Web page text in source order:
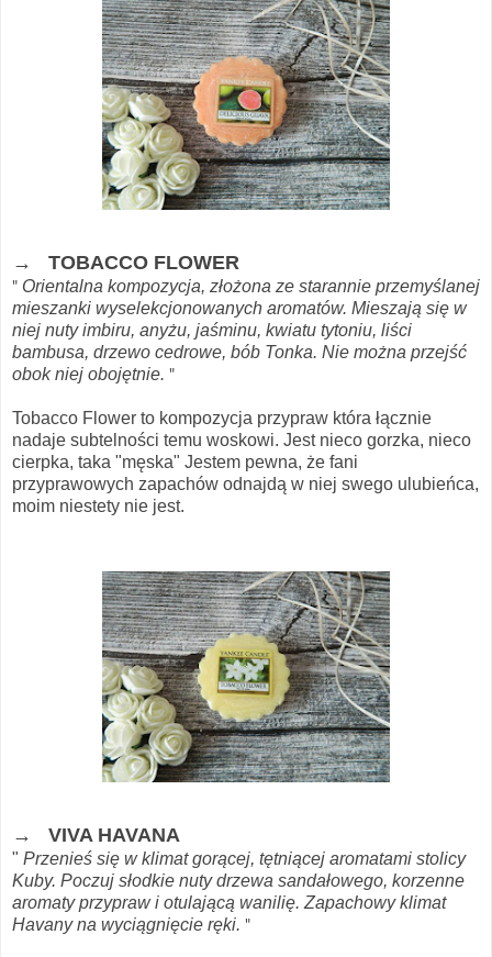
→ TOBACCO FLOWER
" Orientalna kompozycja, złożona ze starannie przemyślanej
mieszanki wyselekcjonowanych aromatów. Mieszają się w
niej nuty imbiru, anyżu, jaśminu, kwiatu tytoniu, liści
bambusa, drzewo cedrowe, bób Tonka. Nie można przejść
obok niej obojętnie. "
Tobacco Flower to kompozycja przypraw która łącznie
nadaje subtelności temu woskowi. Jest nieco gorzka, nieco
cierpka, taka "męska" Jestem pewna, że fani
przyprawowych zapachów odnajdą w niej swego ulubieńca,
moim niestety nie jest.
→ VIVA HAVANA
" Przenieś się w klimat gorącej, tętniącej aromatami stolicy
Kuby. Poczuj słodkie nuty drzewa sandałowego, korzenne
aromaty przypraw i otulającą wanilię. Zapachowy klimat
Havany na wyciągnięcie ręki. "